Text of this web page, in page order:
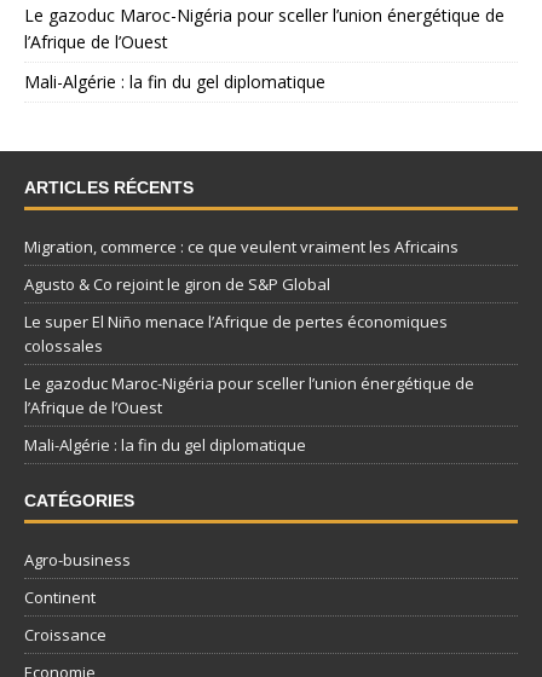
Le gazoduc Maroc-Nigéria pour sceller l’union énergétique de
l’Afrique de l’Ouest
Mali-Algérie : la fin du gel diplomatique
ARTICLES RÉCENTS
Migration, commerce : ce que veulent vraiment les Africains
Agusto & Co rejoint le giron de S&P Global
Le super El Niño menace l’Afrique de pertes économiques
colossales
Le gazoduc Maroc-Nigéria pour sceller l’union énergétique de
l’Afrique de l’Ouest
Mali-Algérie : la fin du gel diplomatique
CATÉGORIES
Agro-business
Continent
Croissance
Economie